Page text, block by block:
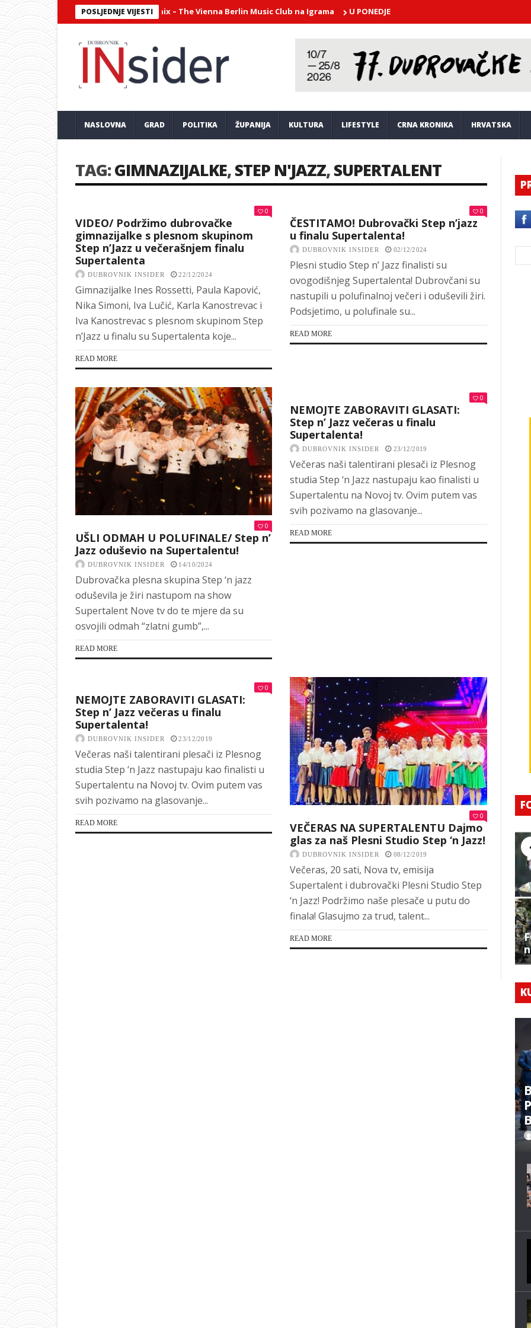
POSLJEDNJE VIJESTI
virtuozni sastav Philharmonix – The Vienna Berlin Music Club na Igrama U PONEDJELJAK U atriju Kneževog dvora nastupa
NASLOVNA GRAD POLITIKA ŽUPANIJA KULTURA LIFESTYLE CRNA KRONIKA HRVATSKA
TAG:GIMNAZIJALKE,STEP N'JAZZ,SUPERTALENT
0
VIDEO/ Podržimo dubrovačke
gimnazijalke s plesnom skupinom
Step n’Jazz u večerašnjem finalu
Supertalenta
DUBROVNIK INSIDER 22/12/2024
Gimnazijalke Ines Rossetti, Paula Kapović,
Nika Simoni, Iva Lučić, Karla Kanostrevac i
Iva Kanostrevac s plesnom skupinom Step
n’Jazz u finalu su Supertalenta koje...
READ MORE
0
ČESTITAMO! Dubrovački Step n’jazz
u finalu Supertalenta!
DUBROVNIK INSIDER 02/12/2024
Plesni studio Step n’ Jazz finalisti su
ovogodišnjeg Supertalenta! Dubrovčani su
nastupili u polufinalnoj večeri i oduševili žiri.
Podsjetimo, u polufinale su...
READ MORE
0
UŠLI ODMAH U POLUFINALE/ Step n’
Jazz oduševio na Supertalentu!
DUBROVNIK INSIDER 14/10/2024
Dubrovačka plesna skupina Step ‘n jazz
oduševila je žiri nastupom na show
Supertalent Nove tv do te mjere da su
osvojili odmah “zlatni gumb”,...
READ MORE
0
NEMOJTE ZABORAVITI GLASATI:
Step n’ Jazz večeras u finalu
Supertalenta!
DUBROVNIK INSIDER 23/12/2019
Večeras naši talentirani plesači iz Plesnog
studia Step ‘n Jazz nastupaju kao finalisti u
Supertalentu na Novoj tv. Ovim putem vas
svih pozivamo na glasovanje...
READ MORE
0
NEMOJTE ZABORAVITI GLASATI:
Step n’ Jazz večeras u finalu
Supertalenta!
DUBROVNIK INSIDER 23/12/2019
Večeras naši talentirani plesači iz Plesnog
studia Step ‘n Jazz nastupaju kao finalisti u
Supertalentu na Novoj tv. Ovim putem vas
svih pozivamo na glasovanje...
READ MORE
0
VEČERAS NA SUPERTALENTU Dajmo
glas za naš Plesni Studio Step ‘n Jazz!
DUBROVNIK INSIDER 08/12/2019
Večeras, 20 sati, Nova tv, emisija
Supertalent i dubrovački Plesni Studio Step
‘n Jazz! Podržimo naše plesače u putu do
finala! Glasujmo za trud, talent...
READ MORE